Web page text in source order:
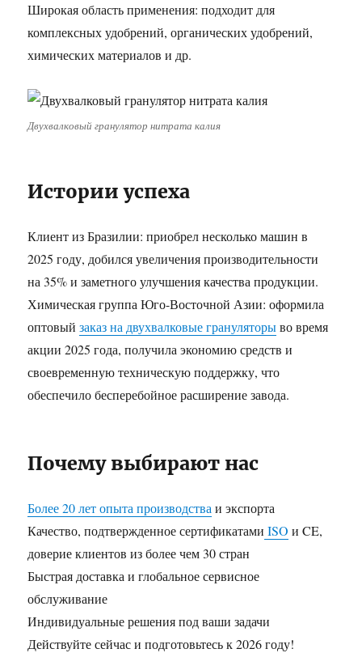
Широкая область применения: подходит для
комплексных удобрений, органических удобрений,
химических материалов и др.
Двухвалковый гранулятор нитрата калия
Истории успеха
Клиент из Бразилии: приобрел несколько машин в
2025 году, добился увеличения производительности
на 35% и заметного улучшения качества продукции.
Химическая группа Юго-Восточной Азии: оформила
оптовыйзаказ на двухвалковые грануляторыво время
акции 2025 года, получила экономию средств и
своевременную техническую поддержку, что
обеспечило бесперебойное расширение завода.
Почему выбирают нас
Более 20 лет опыта производства и экспорта
Качество, подтвержденное сертификатами ISO и CE,
доверие клиентов из более чем 30 стран
Быстрая доставка и глобальное сервисное
обслуживание
Индивидуальные решения под ваши задачи
Действуйте сейчас и подготовьтесь к 2026 году!